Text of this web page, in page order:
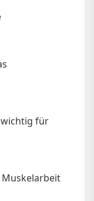
für